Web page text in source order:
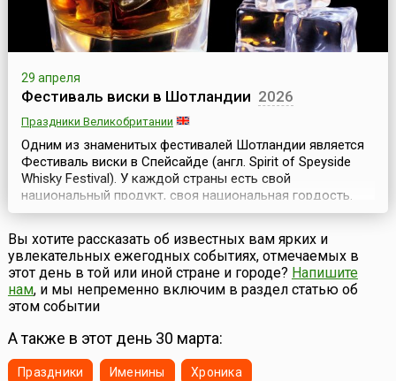
29 апреля
Фестиваль виски в Шотландии 2026
Праздники Великобритании
Одним из знаменитых фестивалей Шотландии является
Фестиваль виски в Спейсайде (англ. Spirit of Speyside
Whisky Festival). У каждой страны есть свой
национальный продукт, своя национальная гордость.
Шотландцы гордятся своим виски. С наступлением
весны в Шотландии начинается пора фестивалей и
праздников, посвященных виски. Первым стартует The
Spirit of Speyside Whisky Festival, который длится 6 ...
Вы хотите рассказать об известных вам ярких и
увлекательных ежегодных событиях, отмечаемых в
этот день в той или иной стране и городе? Напишите
нам, и мы непременно включим в раздел статью об
этом событии
А также в этот день 30 марта:
Праздники Именины Хроника